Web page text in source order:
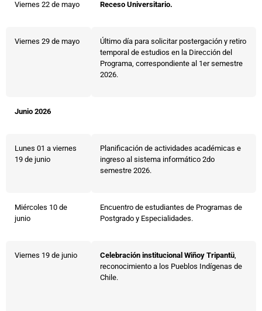
Viernes 22 de mayo Receso Universitario.
Viernes 29 de mayo
Último día para solicitar postergación y retiro
temporal de estudios en la Dirección del
Programa, correspondiente al 1er semestre
2026.
Junio 2026
Lunes 01 a viernes
19 de junio
Planificación de actividades académicas e
ingreso al sistema informático 2do
semestre 2026.
Miércoles 10 de
junio
Encuentro de estudiantes de Programas de
Postgrado y Especialidades.
Viernes 19 de junio Celebración institucional Wiñoy Tripantü
reconocimiento a los Pueblos Indígenas de
Chile.